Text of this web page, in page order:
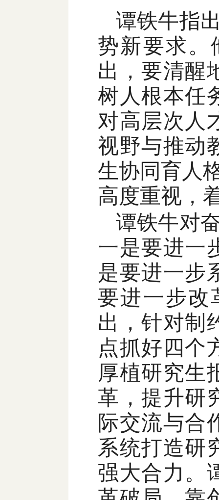
谭铁牛指
势新要求。
出，要清醒
树人根本任
对高层次人
视野与推动
生协同育人
高度重视，
谭铁牛对
一是要进一
是要进一步
要进一步改
出，针对制
点抓好四个
厚植研究生
革，提升研
际交流与合
系统打造研
强大合力。